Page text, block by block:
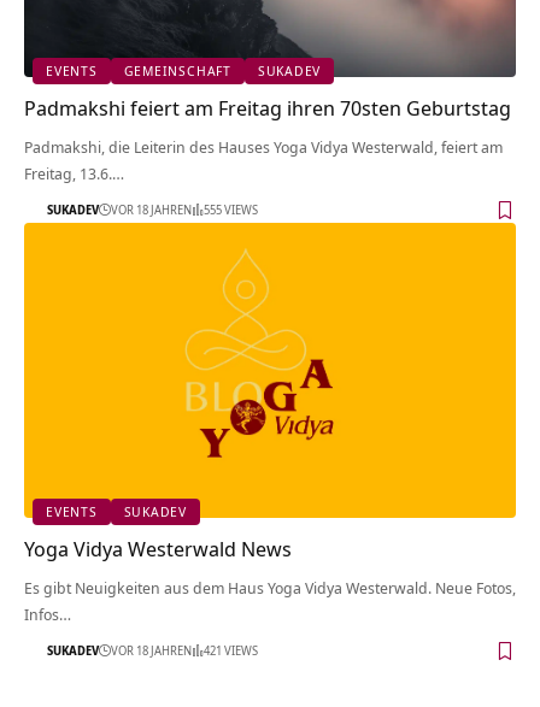
EVENTS GEMEINSCHAFT SUKADEV
Padmakshi feiert am Freitag ihren 70sten Geburtstag
Padmakshi, die Leiterin des Hauses Yoga Vidya Westerwald, feiert am
Freitag, 13.6.…
SUKADEV VOR 18 JAHREN 555 VIEWS
EVENTS SUKADEV
Yoga Vidya Westerwald News
Es gibt Neuigkeiten aus dem Haus Yoga Vidya Westerwald. Neue Fotos,
Infos…
SUKADEV VOR 18 JAHREN 421 VIEWS